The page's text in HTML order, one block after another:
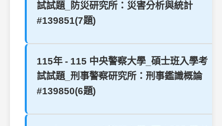
試試題_防災研究所：災害分析與統計
#139851(7題)
115年 - 115 中央警察大學_碩士班入學考
試試題_刑事警察研究所：刑事鑑識概論
#139850(6題)